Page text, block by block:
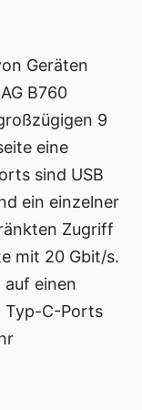
Geräten
B760
9
eine
sind USB
ein einzelner
Zugriff
mit 20 Gbit/s.
einen
Typ-C-Ports